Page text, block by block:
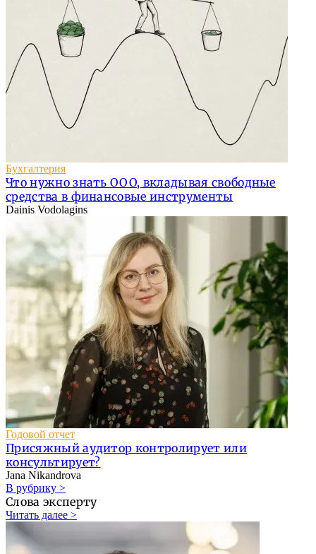
Бухгалтерия
Что нужно знать ООО, вкладывая свободные
средства в финансовые инструменты
Dainis Vodolagins
Годовой отчет
Присяжный аудитор контролирует или
консультирует?
Jana Nikandrova
В рубрику >
Слова эксперту
Читать далее >